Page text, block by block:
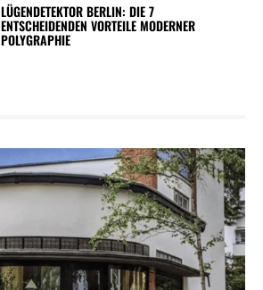
LÜGENDETEKTOR BERLIN: DIE 7
ENTSCHEIDENDEN VORTEILE MODERNER
POLYGRAPHIE